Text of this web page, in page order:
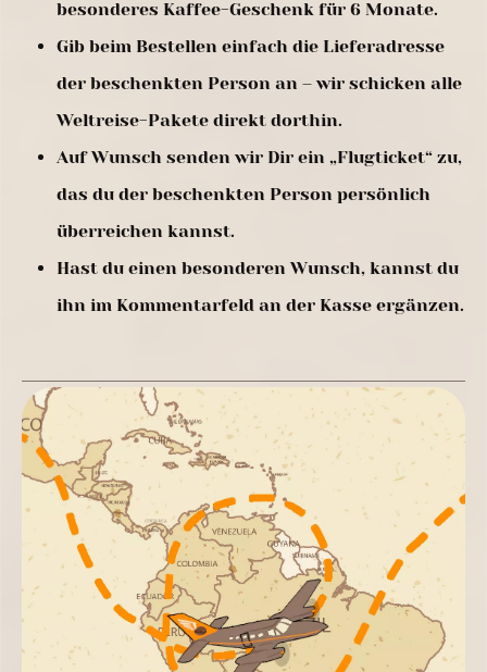
besonderes Kaffee-Geschenk für 6 Monate.
Gib beim Bestellen einfach die Lieferadresse
der beschenkten Person an – wir schicken alle
Weltreise-Pakete direkt dorthin.
Auf Wunsch senden wir Dir ein „Flugticket“ zu,
das du der beschenkten Person persönlich
überreichen kannst.
Hast du einen besonderen Wunsch, kannst du
ihn im Kommentarfeld an der Kasse ergänzen.